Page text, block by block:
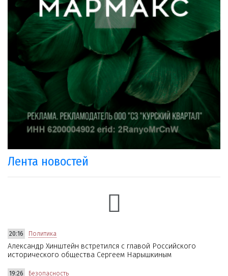
Лента новостей
20:16 Политика
Александр Хинштейн встретился с главой Российского
исторического общества Сергеем Нарышкиным
19:26 Безопасность